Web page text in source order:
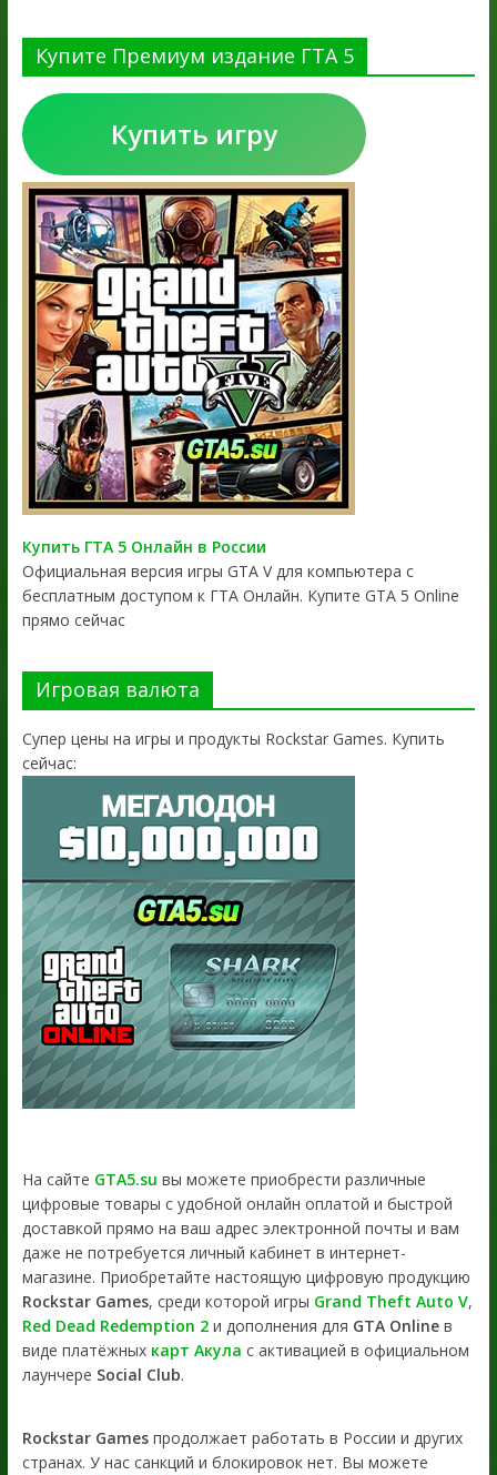
Купите Премиум издание ГТА 5
Купить игру
Купить ГТА 5 Онлайн в России
Официальная версия игры GTA V для компьютера с
бесплатным доступом к ГТА Онлайн. Купите GTA 5 Online
прямо сейчас
Игровая валюта
Супер цены на игры и продукты Rockstar Games. Купить
сейчас:
На сайте GTA5.su вы можете приобрести различные
цифровые товары с удобной онлайн оплатой и быстрой
доставкой прямо на ваш адрес электронной почты и вам
даже не потребуется личный кабинет в интернет-
магазине. Приобретайте настоящую цифровую продукцию
Rockstar Games, среди которой игры Grand Theft Auto V,
Red Dead Redemption 2и дополнения для GTA Onlineв
виде платёжных карт Акула с активацией в официальном
лаунчере Social Club.
Rockstar Gamesпродолжает работать в России и других
странах. У нас санкций и блокировок нет. Вы можете